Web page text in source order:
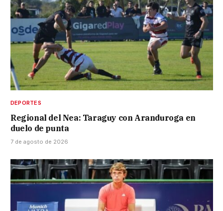
DEPORTES
Regional del Nea: Taraguy con Aranduroga en
duelo de punta
7 de agosto de 2026